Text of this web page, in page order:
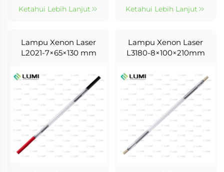
Ketahui Lebih Lanjut Ketahui Lebih Lanjut
Lampu Xenon Laser
L2021-7×65×130 mm
Lampu Xenon Laser
L3180-8×100×210mm